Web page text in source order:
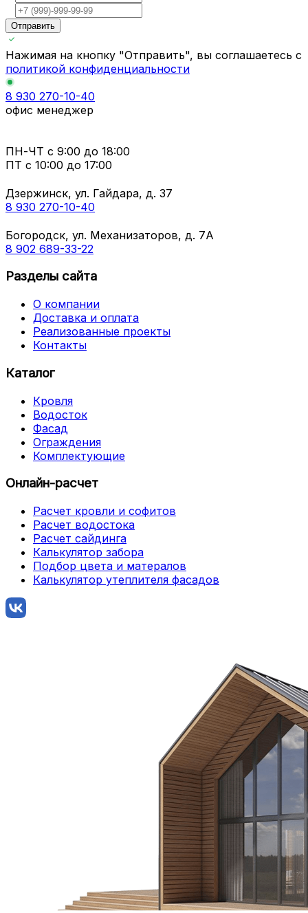
Отправить
Нажимая на кнопку "Отправить", вы соглашаетесь с
политикой конфиденциальности
8 930 270-10-40
офис менеджер
ПН-ЧТ с 9:00 до 18:00
ПТ с 10:00 до 17:00
Дзержинск, ул. Гайдара, д. 37
8 930 270-10-40
Богородск, ул. Механизаторов, д. 7А
8 902 689-33-22
Разделы сайта
О компании
Доставка и оплата
Реализованные проекты
Контакты
Каталог
Кровля
Водосток
Фасад
Ограждения
Комплектующие
Онлайн-расчет
Расчет кровли и софитов
Расчет водостока
Расчет сайдинга
Калькулятор забора
Подбор цвета и матералов
Калькулятор утеплителя фасадов